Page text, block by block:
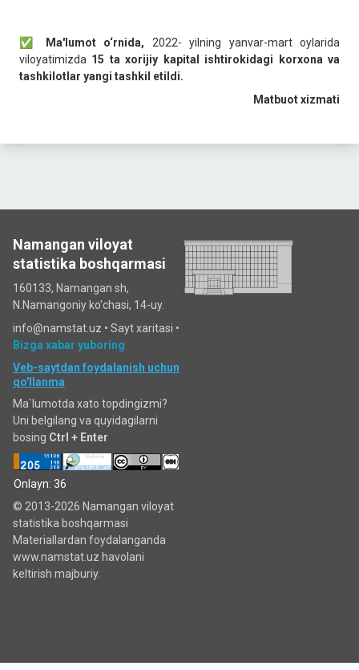
✅ Ma'lumot o‘rnida, 2022- yilning yanvar-mart oylarida
viloyatimizda 15 ta xorijiy kapital ishtirokidagi korxona va
tashkilotlar yangi tashkil etildi.
Matbuot xizmati
Namangan viloyat
statistika boshqarmasi
160133, Namangan sh,
N.Namangoniy ko'chasi, 14-uy.
info@namstat.uz • Sayt xaritasi •
Bizga xabar yuboring
Veb-saytdan foydalanish uchun
qo'llanma
Ma`lumotda xato topdingizmi?
Uni belgilang va quyidagilarni
bosing Ctrl + Enter
Onlayn: 36
© 2013-2026 Namangan viloyat
statistika boshqarmasi
Materiallardan foydalanganda
www.namstat.uz havolani
keltirish majburiy.